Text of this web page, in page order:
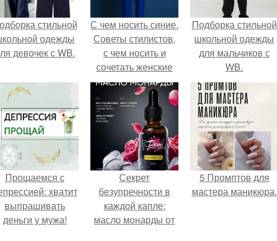
стильной
одежды
девочек с WB.
С чем носить синие.
Советы стилистов,
с чем носить и
сочетать женские
синие брюки
Подборка стильной
школьной одежды
для мальчиков с
WB.
Прощаемся с
хватит
выпрашивать
деньги у мужа!
Секрет
безупречности в
каждой капле:
масло монарды от
5 Промптов для
мастера маникюра.